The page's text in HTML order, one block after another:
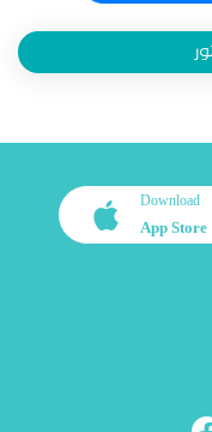
Download
App Store